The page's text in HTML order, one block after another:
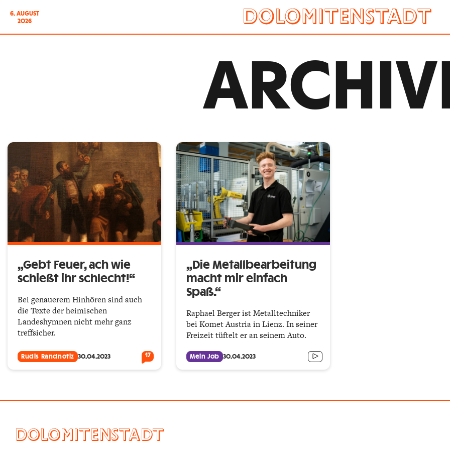
6. AUGUST
2026
„Gebt Feuer, ach wie
schießt ihr schlecht!“
Bei genauerem Hinhören sind auch
die Texte der heimischen
Landeshymnen nicht mehr ganz
treffsicher.
Rudis Randnotiz 30.04.2023 17
„Die Metallbearbeitung
macht mir einfach
Spaß.“
Raphael Berger ist Metalltechniker
bei Komet Austria in Lienz. In seiner
Freizeit tüftelt er an seinem Auto.
Mein Job 30.04.2023
DOLOMITENSTADT